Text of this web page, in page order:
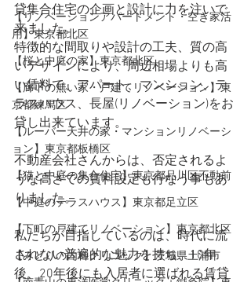
【リノベーションアパートメント・空き家活
用】東京都北区
【桜と中庭の家】東京都北区
【廊下の無い家・戸建てリノベーション】東
京都練馬区
【ルーバー天井の家・マンションリノベーシ
ョン】東京都板橋区
【猫と中庭の集合住宅】東京都品川区不動前
【中庭のテラスハウス】東京都足立区
【下町の戸建てリノベーション】東京都北区
【みどりの内科クリニック】茨城県土浦市
貸集合住宅の企画と設計に力を注いで
来ました。
特徴的な間取りや設計の工夫、質の高
いデザインにより、周辺相場よりも高
い賃料で、アパート、マンション、テ
ラスハウス、長屋(リノベーション)をお
貸し出来ています。
不動産会社さんからは、否定されるよ
うな高さでの賃料設定も行なう事もあ
りました。
私たちが目指しているのは、時代に流
されない普遍的な魅力を持ち、10年
後、20年後にも入居者に選ばれる賃貸